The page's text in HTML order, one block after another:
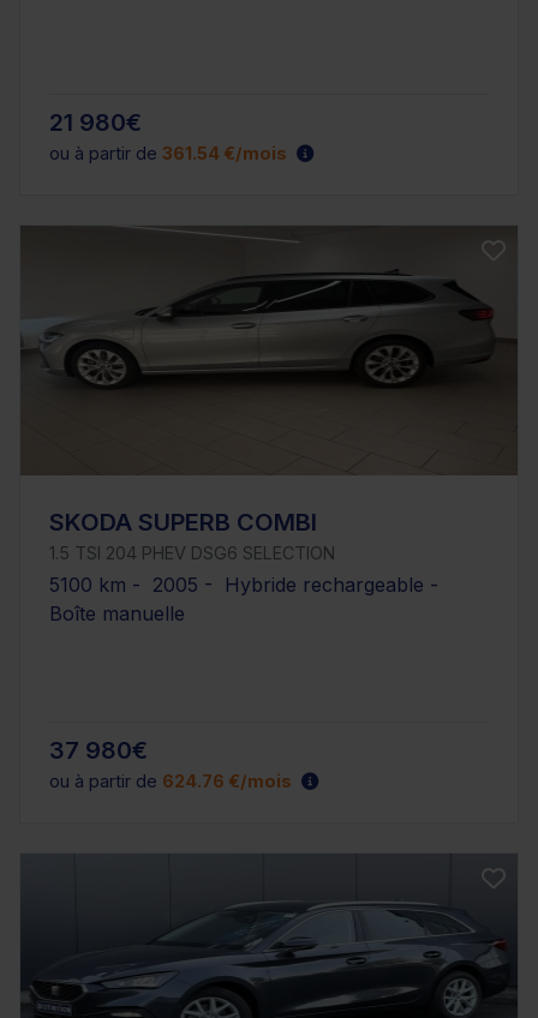
21 980€
ou à partir de 361.54 €/mois
SKODA SUPERB COMBI
1.5 TSI 204 PHEV DSG6 SELECTION
5100 km - 2005 - Hybride rechargeable -
Boîte manuelle
37 980€
ou à partir de 624.76 €/mois